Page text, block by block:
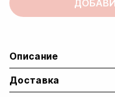
quantity
Описание
Доставка